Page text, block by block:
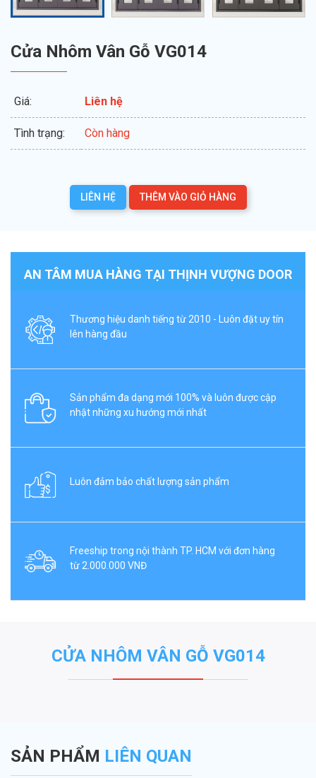
Cửa Nhôm Vân Gỗ VG014
Giá: Liên hệ
Tình trạng: Còn hàng
LIÊN HỆ THÊM VÀO GIỎ HÀNG
AN TÂM MUA HÀNG TẠI THỊNH VƯỢNG DOOR
Thương hiệu danh tiếng từ 2010 - Luôn đặt uy tín
lên hàng đầu
Sản phẩm đa dạng mới 100% và luôn được cập
nhật những xu hướng mới nhất
Luôn đảm bảo chất lượng sản phẩm
Freeship trong nội thành TP. HCM với đơn hàng
từ 2.000.000 VNĐ
CỬA NHÔM VÂN GỖ VG014
SẢN PHẨM LIÊN QUAN